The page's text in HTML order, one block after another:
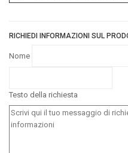
RICHIEDI INFORMAZIONI SUL
Nome
Testo della richiesta